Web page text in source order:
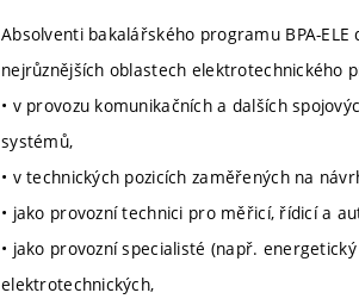
Absolventi bakalářského programu BPA-
nejrůznějších oblastech elektrotechnického
• v provozu komunikačních a dalších
systémů,
• v technických pozicích zaměřených na
• jako provozní technici pro měřicí, řídicí a
• jako provozní specialisté (např.
elektrotechnických,